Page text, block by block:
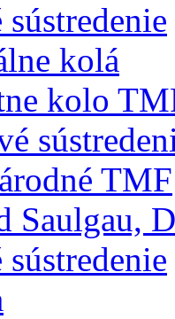
kolá
kolo
TMF
Saulgau,